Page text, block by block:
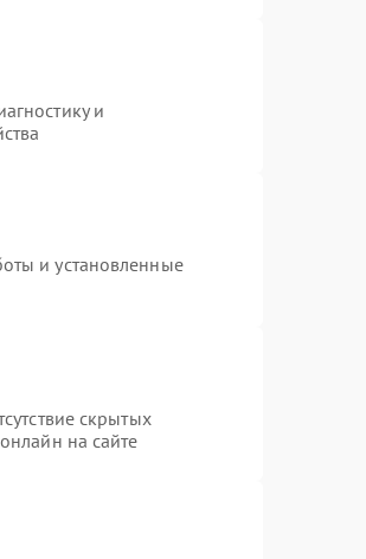
и
и установленные
скрытых
на сайте